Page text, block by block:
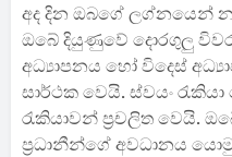
අද දින ඔබගේ ලග්නයෙන්
ඔබේ දියුණුවේ දොරගුලු
අධ්‍යාපනය හෝ විදෙස්
සාර්ථක වෙයි. ස්වයං
රැකියාවන් ප්‍රචලිත වෙයි.
ප්‍රධානීන්ගේ අවධානය